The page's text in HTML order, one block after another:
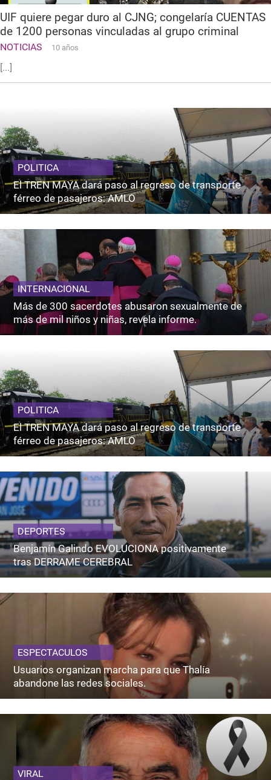
UIF quiere pegar duro al CJNG; congelaría CUENTAS
de 1200 personas vinculadas al grupo criminal
NOTICIAS 10 años
[...]
POLITICA
El TREN MAYA dará paso al regreso de transporte
férreo de pasajeros: AMLO
INTERNACIONAL
Más de 300 sacerdotes abusaron sexualmente de
más de mil niños y niñas, revela informe.
POLITICA
El TREN MAYA dará paso al regreso de transporte
férreo de pasajeros: AMLO
DEPORTES
Benjamín Galindo EVOLUCIONA positivamente
tras DERRAME CEREBRAL
ESPECTACULOS
Usuarios organizan marcha para que Thalía
abandone las redes sociales.
VIRAL